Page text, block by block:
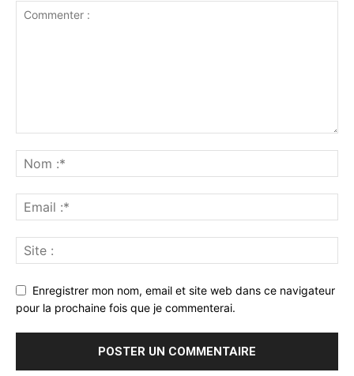
Enregistrer mon nom, email et site web dans ce navigateur
pour la prochaine fois que je commenterai.